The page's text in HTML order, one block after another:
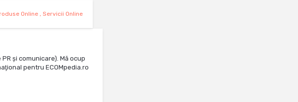
Online, Servicii Online
și comunicare). Mă ocup
pentru ECOMpedia.ro